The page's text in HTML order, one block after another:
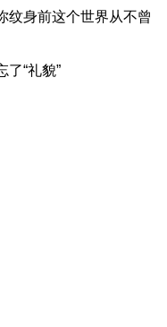
纹身前这个世界从不曾
“礼貌”